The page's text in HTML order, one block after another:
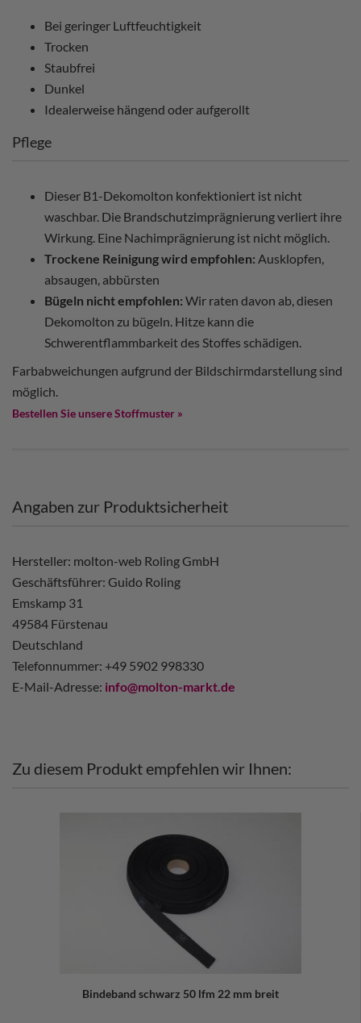
Bei geringer Luftfeuchtigkeit
Trocken
Staubfrei
Dunkel
Idealerweise hängend oder aufgerollt
Pflege
Dieser B1-Dekomolton konfektioniert ist nicht
waschbar. Die Brandschutzimprägnierung verliert ihre
Wirkung. Eine Nachimprägnierung ist nicht möglich.
Trockene Reinigung wird empfohlen: Ausklopfen,
absaugen, abbürsten
Bügeln nicht empfohlen: Wir raten davon ab, diesen
Dekomolton zu bügeln. Hitze kann die
Schwerentflammbarkeit des Stoffes schädigen.
Farbabweichungen aufgrund der Bildschirmdarstellung sind
möglich.
Bestellen Sie unsere Stoffmuster »
Angaben zur Produktsicherheit
Hersteller: molton-web Roling GmbH
Geschäftsführer: Guido Roling
Emskamp 31
49584 Fürstenau
Deutschland
Telefonnummer: +49 5902 998330
E-Mail-Adresse: info@molton-markt.de
Zu diesem Produkt empfehlen wir Ihnen:
Bindeband schwarz 50 lfm 22 mm breit